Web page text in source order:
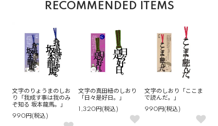
RECOMMENDED ITEMS
文字のりょうまのしお
り「我成す事は我のみ
ぞ知る 坂本龍馬。」
990円(税込)
文字の真田紐のしおり
「日々是好日。」
1,320円(税込)
文字のしおり「ここま
で読んだ。」
990円(税込)